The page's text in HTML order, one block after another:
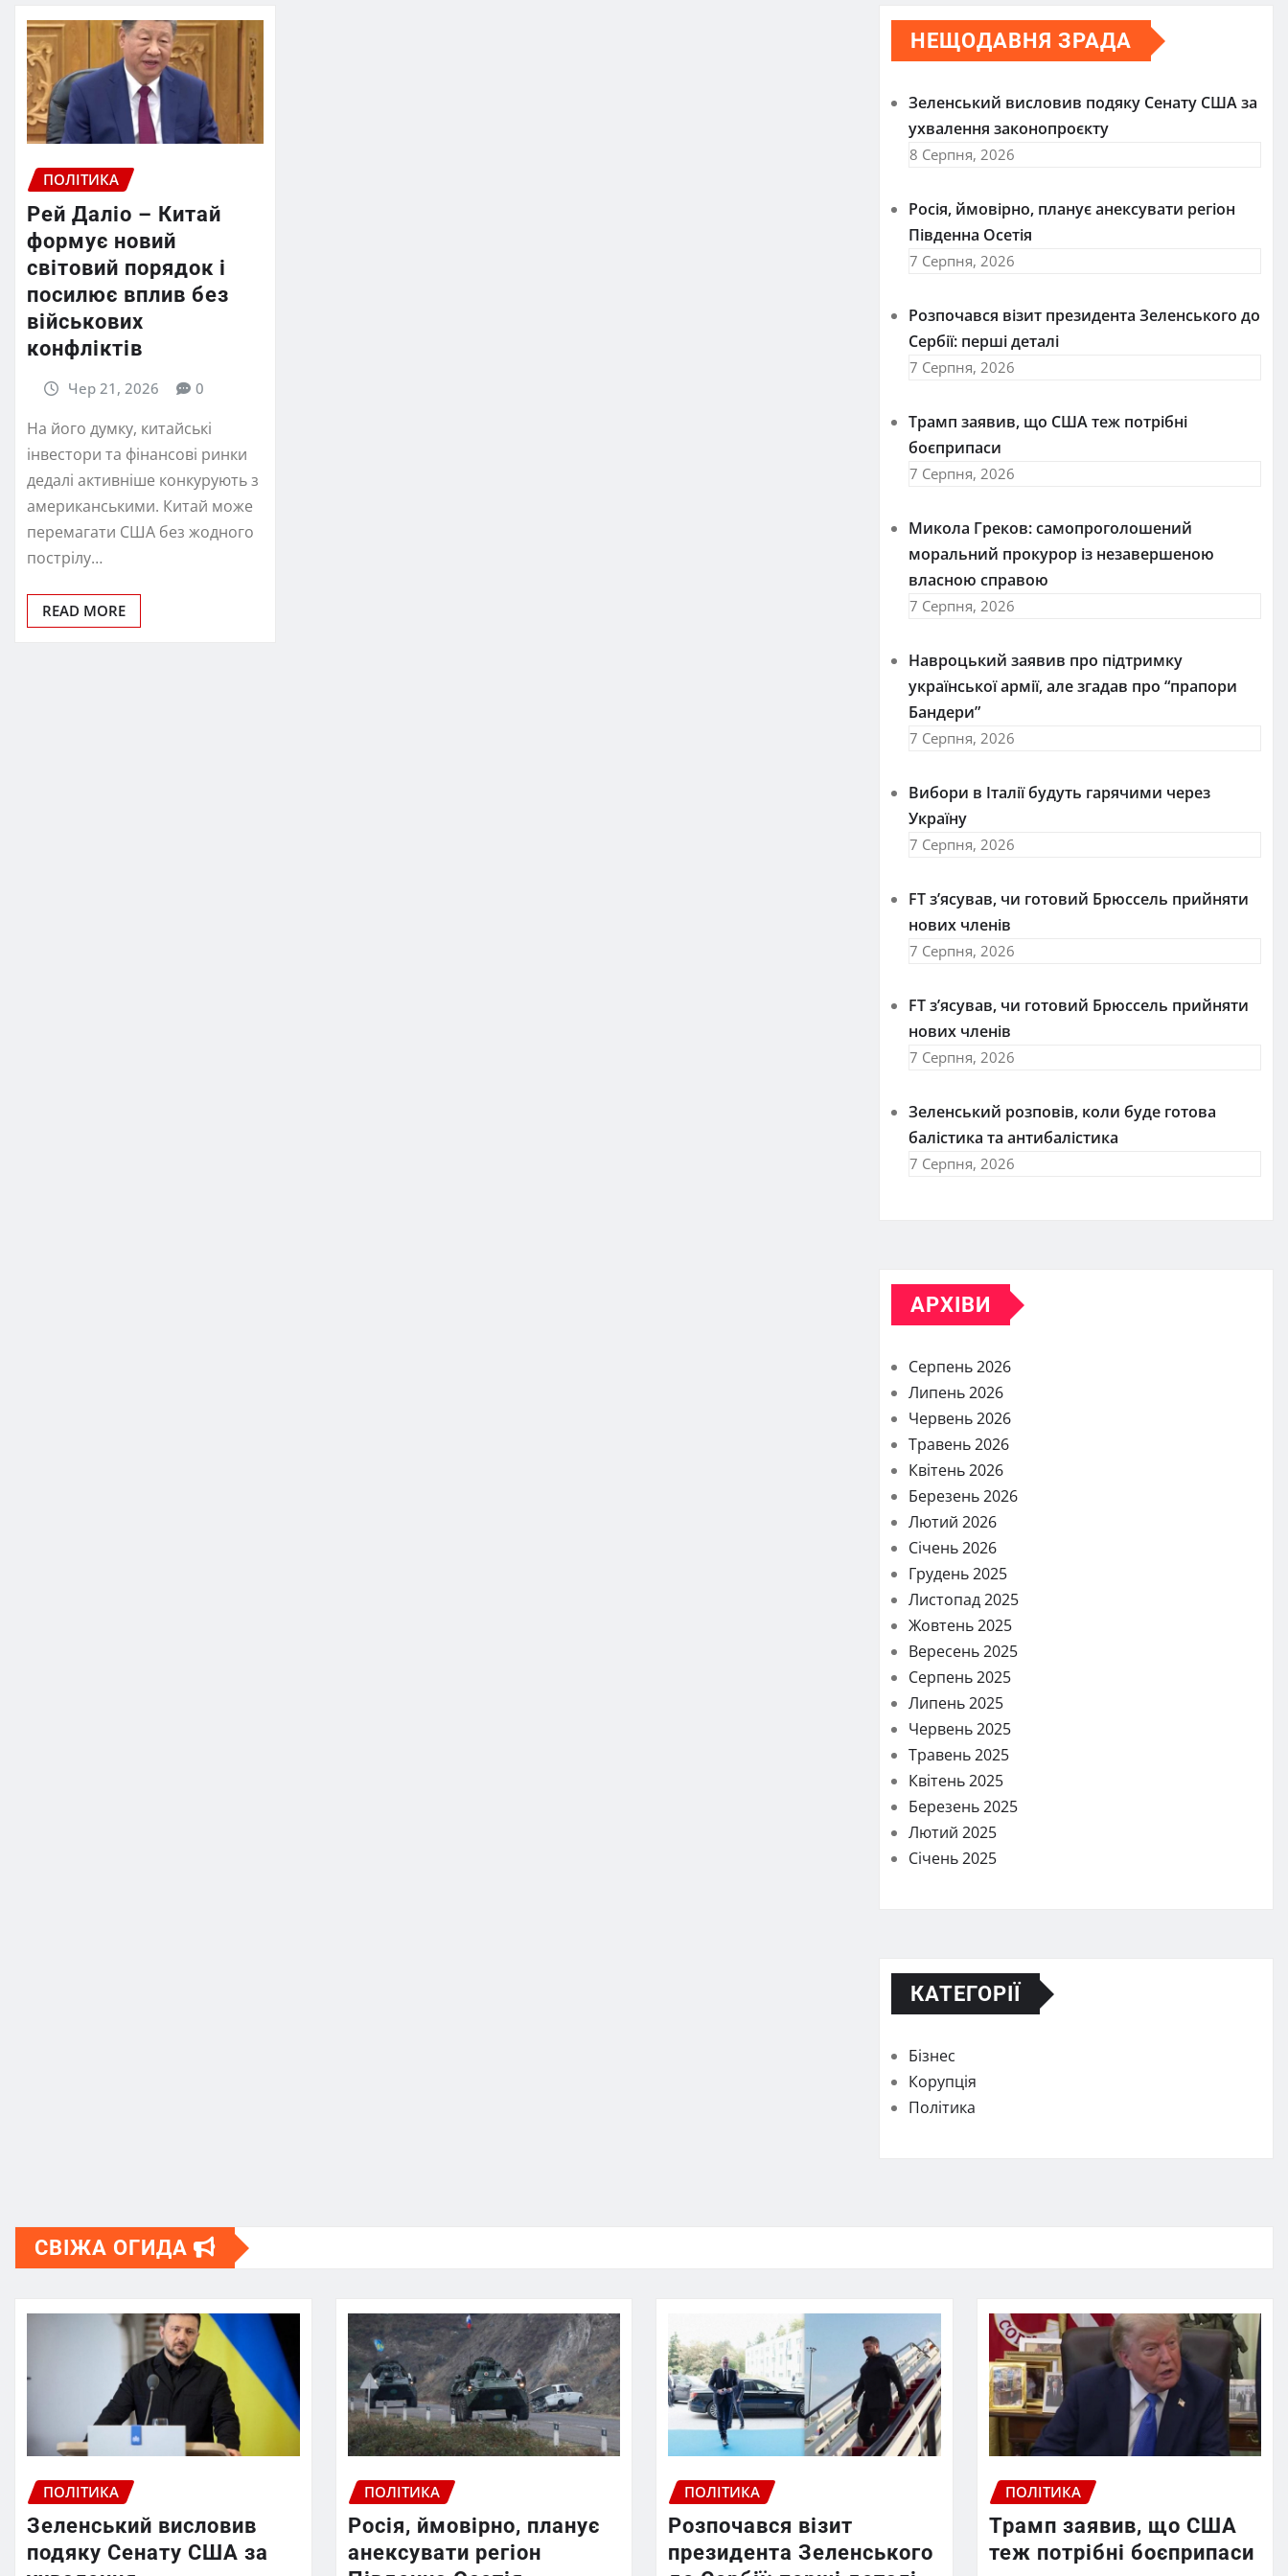
ПОЛІТИКА
Рей Даліо – Китай
формує новий
світовий порядок і
посилює вплив без
військових
конфліктів
Чер 21, 2026 0
На його думку, китайські
інвестори та фінансові ринки
дедалі активніше конкурують з
американськими. Китай може
перемагати США без жодного
пострілу…
READ MORE
НЕЩОДАВНЯ ЗРАДА
Зеленський висловив подяку Сенату США за
ухвалення законопроєкту
8 Серпня, 2026
Росія, ймовірно, планує анексувати регіон
Південна Осетія
7 Серпня, 2026
Розпочався візит президента Зеленського до
Сербії: перші деталі
7 Серпня, 2026
Трамп заявив, що США теж потрібні
боєприпаси
7 Серпня, 2026
Микола Греков: самопроголошений
моральний прокурор із незавершеною
власною справою
7 Серпня, 2026
Навроцький заявив про підтримку
української армії, але згадав про “прапори
Бандери”
7 Серпня, 2026
Вибори в Італії будуть гарячими через
Україну
7 Серпня, 2026
FT зʼясував, чи готовий Брюссель прийняти
нових членів
7 Серпня, 2026
FT зʼясував, чи готовий Брюссель прийняти
нових членів
7 Серпня, 2026
Зеленський розповів, коли буде готова
балістика та антибалістика
7 Серпня, 2026
АРХІВИ
Серпень 2026
Липень 2026
Червень 2026
Травень 2026
Квітень 2026
Березень 2026
Лютий 2026
Січень 2026
Грудень 2025
Листопад 2025
Жовтень 2025
Вересень 2025
Серпень 2025
Липень 2025
Червень 2025
Травень 2025
Квітень 2025
Березень 2025
Лютий 2025
Січень 2025
КАТЕГОРІЇ
Бізнес
Корупція
Політика
СВІЖА ОГИДА
ПОЛІТИКА
Зеленський висловив
подяку Сенату США за
ПОЛІТИКА
Росія, ймовірно, планує
анексувати регіон
ПОЛІТИКА
Розпочався візит
президента Зеленського
ПОЛІТИКА
Трамп заявив, що США
теж потрібні боєприпаси